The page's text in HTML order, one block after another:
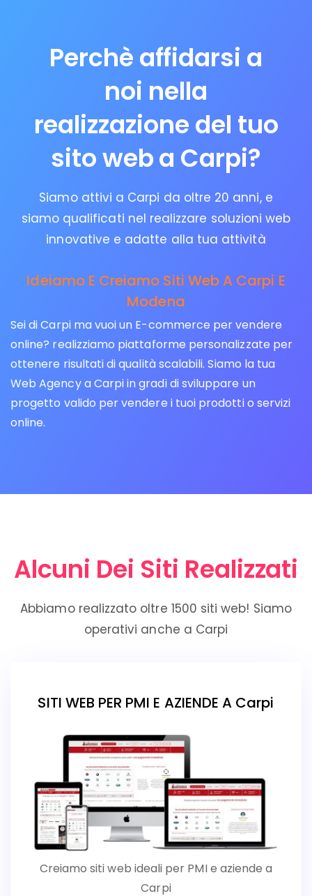
Perchè affidarsi a
noi nella
realizzazione del tuo
sito web a Carpi?
Siamo attivi a Carpi da oltre 20 anni, e
siamo qualificati nel realizzare soluzioni web
innovative e adatte alla tua attività
Ideiamo E Creiamo Siti Web A Carpi E
Modena
Sei di Carpi ma vuoi un E-commerce per vendere
online? realizziamo piattaforme personalizzate per
ottenere risultati di qualità scalabili. Siamo la tua
Web Agency a Carpi in gradi di sviluppare un
progetto valido per vendere i tuoi prodotti o servizi
online.
Alcuni Dei Siti Realizzati
Abbiamo realizzato oltre 1500 siti web! Siamo
operativi anche a Carpi
SITI WEB PER PMI E AZIENDE A Carpi
Creiamo siti web ideali per PMI e aziende a
Carpi